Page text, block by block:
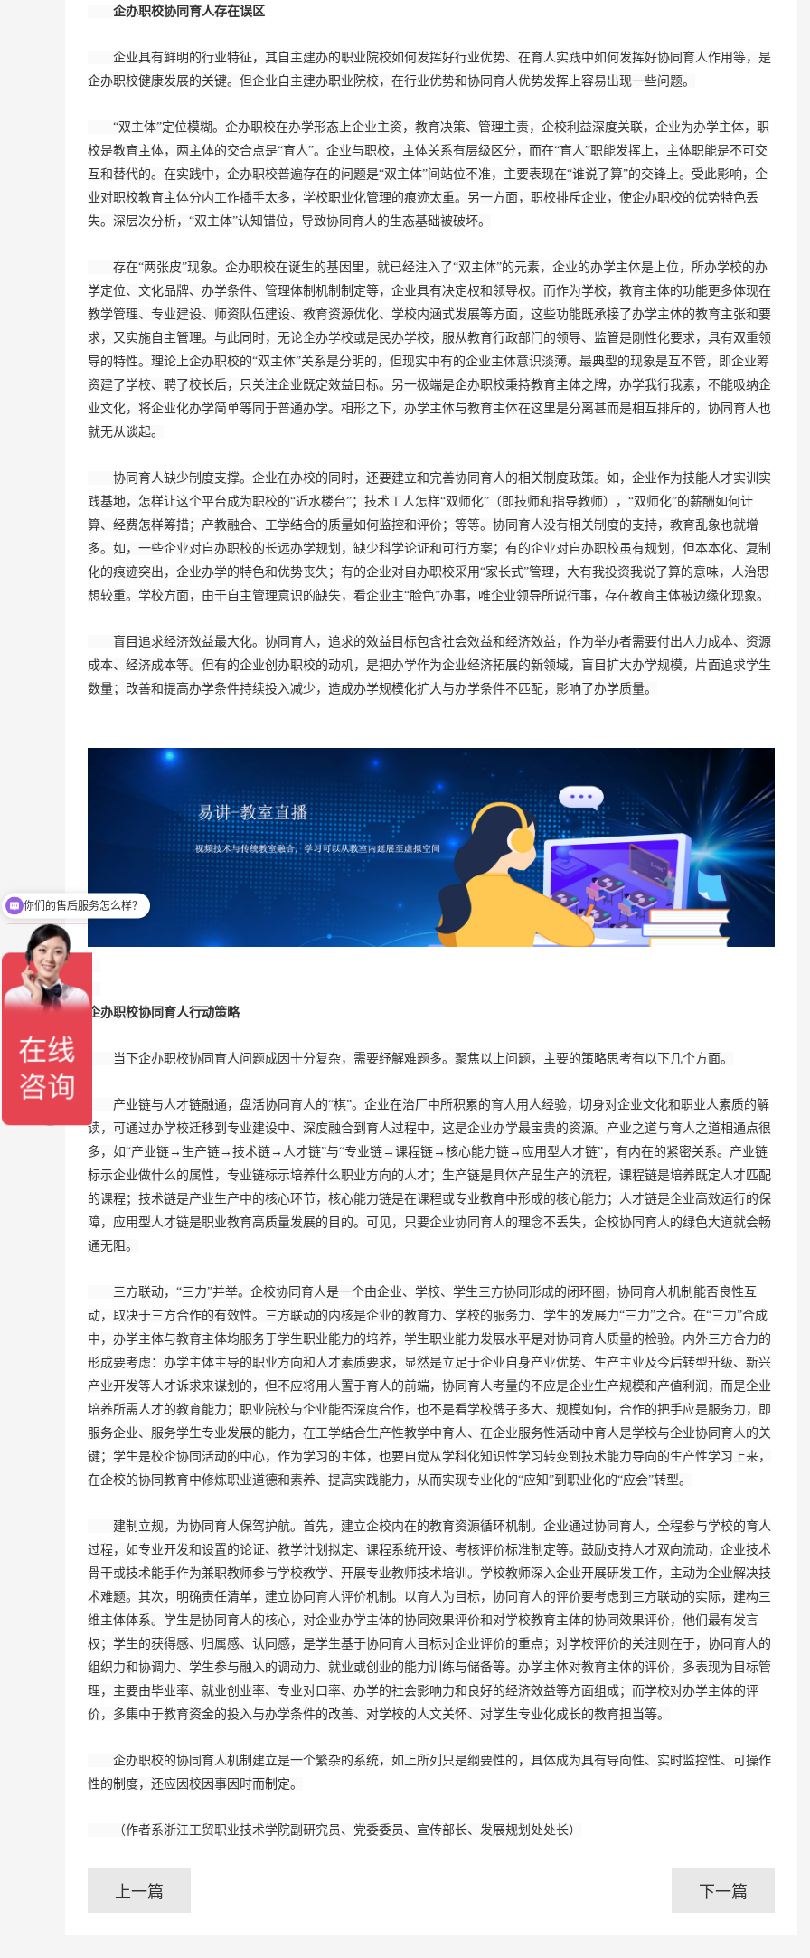
企办职校协同育人存在误区
企业具有鲜明的行业特征，其自主建办的职业院校如何发挥好行业优势、在育人实践中如何发挥好协同育人作用等，是
企办职校健康发展的关键。但企业自主建办职业院校，在行业优势和协同育人优势发挥上容易出现一些问题。
“双主体”定位模糊。企办职校在办学形态上企业主资，教育决策、管理主责，企校利益深度关联，企业为办学主体，职
校是教育主体，两主体的交合点是“育人”。企业与职校，主体关系有层级区分，而在“育人”职能发挥上，主体职能是不可交
互和替代的。在实践中，企办职校普遍存在的问题是“双主体”间站位不准，主要表现在“谁说了算”的交锋上。受此影响，企
业对职校教育主体分内工作插手太多，学校职业化管理的痕迹太重。另一方面，职校排斥企业，使企办职校的优势特色丢
失。深层次分析，“双主体”认知错位，导致协同育人的生态基础被破坏。
存在“两张皮”现象。企办职校在诞生的基因里，就已经注入了“双主体”的元素，企业的办学主体是上位，所办学校的办
学定位、文化品牌、办学条件、管理体制机制制定等，企业具有决定权和领导权。而作为学校，教育主体的功能更多体现在
教学管理、专业建设、师资队伍建设、教育资源优化、学校内涵式发展等方面，这些功能既承接了办学主体的教育主张和要
求，又实施自主管理。与此同时，无论企办学校或是民办学校，服从教育行政部门的领导、监管是刚性化要求，具有双重领
导的特性。理论上企办职校的“双主体”关系是分明的，但现实中有的企业主体意识淡薄。最典型的现象是互不管，即企业筹
资建了学校、聘了校长后，只关注企业既定效益目标。另一极端是企办职校秉持教育主体之牌，办学我行我素，不能吸纳企
业文化，将企业化办学简单等同于普通办学。相形之下，办学主体与教育主体在这里是分离甚而是相互排斥的，协同育人也
就无从谈起。
协同育人缺少制度支撑。企业在办校的同时，还要建立和完善协同育人的相关制度政策。如，企业作为技能人才实训实
践基地，怎样让这个平台成为职校的“近水楼台”；技术工人怎样“双师化”（即技师和指导教师），“双师化”的薪酬如何计
算、经费怎样筹措；产教融合、工学结合的质量如何监控和评价；等等。协同育人没有相关制度的支持，教育乱象也就增
多。如，一些企业对自办职校的长远办学规划，缺少科学论证和可行方案；有的企业对自办职校虽有规划，但本本化、复制
化的痕迹突出，企业办学的特色和优势丧失；有的企业对自办职校采用“家长式”管理，大有我投资我说了算的意味，人治思
想较重。学校方面，由于自主管理意识的缺失，看企业主“脸色”办事，唯企业领导所说行事，存在教育主体被边缘化现象。
盲目追求经济效益最大化。协同育人，追求的效益目标包含社会效益和经济效益，作为举办者需要付出人力成本、资源
成本、经济成本等。但有的企业创办职校的动机，是把办学作为企业经济拓展的新领域，盲目扩大办学规模，片面追求学生
数量；改善和提高办学条件持续投入减少，造成办学规模化扩大与办学条件不匹配，影响了办学质量。
企办职校协同育人行动策略
当下企办职校协同育人问题成因十分复杂，需要纾解难题多。聚焦以上问题，主要的策略思考有以下几个方面。
产业链与人才链融通，盘活协同育人的“棋”。企业在治厂中所积累的育人用人经验，切身对企业文化和职业人素质的解
读，可通过办学校迁移到专业建设中、深度融合到育人过程中，这是企业办学最宝贵的资源。产业之道与育人之道相通点很
多，如“产业链→生产链→技术链→人才链”与“专业链→课程链→核心能力链→应用型人才链”，有内在的紧密关系。产业链
标示企业做什么的属性，专业链标示培养什么职业方向的人才；生产链是具体产品生产的流程，课程链是培养既定人才匹配
的课程；技术链是产业生产中的核心环节，核心能力链是在课程或专业教育中形成的核心能力；人才链是企业高效运行的保
障，应用型人才链是职业教育高质量发展的目的。可见，只要企业协同育人的理念不丢失，企校协同育人的绿色大道就会畅
通无阻。
三方联动，“三力”并举。企校协同育人是一个由企业、学校、学生三方协同形成的闭环圈，协同育人机制能否良性互
动，取决于三方合作的有效性。三方联动的内核是企业的教育力、学校的服务力、学生的发展力“三力”之合。在“三力”合成
中，办学主体与教育主体均服务于学生职业能力的培养，学生职业能力发展水平是对协同育人质量的检验。内外三方合力的
形成要考虑：办学主体主导的职业方向和人才素质要求，显然是立足于企业自身产业优势、生产主业及今后转型升级、新兴
产业开发等人才诉求来谋划的，但不应将用人置于育人的前端，协同育人考量的不应是企业生产规模和产值利润，而是企业
培养所需人才的教育能力；职业院校与企业能否深度合作，也不是看学校牌子多大、规模如何，合作的把手应是服务力，即
服务企业、服务学生专业发展的能力，在工学结合生产性教学中育人、在企业服务性活动中育人是学校与企业协同育人的关
键；学生是校企协同活动的中心，作为学习的主体，也要自觉从学科化知识性学习转变到技术能力导向的生产性学习上来，
在企校的协同教育中修炼职业道德和素养、提高实践能力，从而实现专业化的“应知”到职业化的“应会”转型。
建制立规，为协同育人保驾护航。首先，建立企校内在的教育资源循环机制。企业通过协同育人，全程参与学校的育人
过程，如专业开发和设置的论证、教学计划拟定、课程系统开设、考核评价标准制定等。鼓励支持人才双向流动，企业技术
骨干或技术能手作为兼职教师参与学校教学、开展专业教师技术培训。学校教师深入企业开展研发工作，主动为企业解决技
术难题。其次，明确责任清单，建立协同育人评价机制。以育人为目标，协同育人的评价要考虑到三方联动的实际，建构三
维主体体系。学生是协同育人的核心，对企业办学主体的协同效果评价和对学校教育主体的协同效果评价，他们最有发言
权；学生的获得感、归属感、认同感，是学生基于协同育人目标对企业评价的重点；对学校评价的关注则在于，协同育人的
组织力和协调力、学生参与融入的调动力、就业或创业的能力训练与储备等。办学主体对教育主体的评价，多表现为目标管
理，主要由毕业率、就业创业率、专业对口率、办学的社会影响力和良好的经济效益等方面组成；而学校对办学主体的评
价，多集中于教育资金的投入与办学条件的改善、对学校的人文关怀、对学生专业化成长的教育担当等。
企办职校的协同育人机制建立是一个繁杂的系统，如上所列只是纲要性的，具体成为具有导向性、实时监控性、可操作
性的制度，还应因校因事因时而制定。
（作者系浙江工贸职业技术学院副研究员、党委委员、宣传部长、发展规划处处长）
上一篇 下一篇
可以介绍下你们的优势么？
你们的售后服务怎么样？